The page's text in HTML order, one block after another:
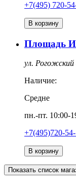
+7(495) 720-
В корзину
Площадь
ул. Рогожский
Наличие:
Средне
пн.-пт. 10:00-
+7(495)720-
В корзину
Показать список